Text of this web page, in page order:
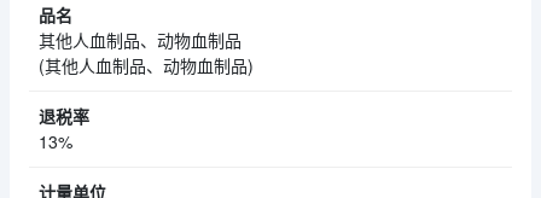
其他人血制品、动物血制品
(其他人血制品、动物血制品)
13%